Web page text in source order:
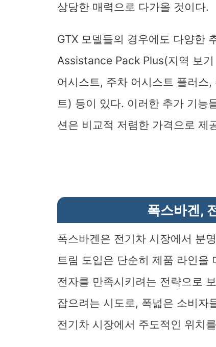
상당한 매력으로 다가올 것이다.
GTX 모델들의 경우에도 다양한
Assistance Pack Plus(지역 보
어시스트, 주차 어시스트 플러스
트) 등이 있다. 이러한 추가 기능
션은 비교적 저렴한 가격으로 제
폭스바겐,
폭스바겐은 전기차 시장에서 분
트림 도입은 단순히 제품 라인을
전자를 만족시키려는 전략으로
잡으려는 시도로, 폭넓은 소비자
전기차 시장에서 주도적인 위치